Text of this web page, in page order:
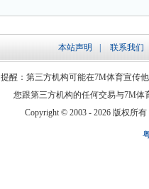
本站声明 联系我们
提醒：第三方机构可能在7M体育宣传
您跟第三方机构的任何交易与7M
Copyright © 2003 - 2026 版权所有